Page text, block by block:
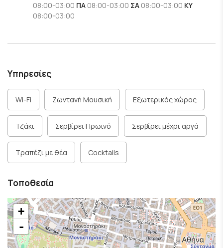
08:00-03:00 ΠΑ 08:00-03:00 ΣΑ 08:00-03:00 ΚΥ
08:00-03:00
Υπηρεσίες
Wi-Fi Ζωντανή Μουσική Εξωτερικός χώρος
Τζάκι Σερβίρει Πρωινό Σερβίρει μέχρι αργά
Τραπέζι με θέα Cocktails
Τοποθεσία
+
-